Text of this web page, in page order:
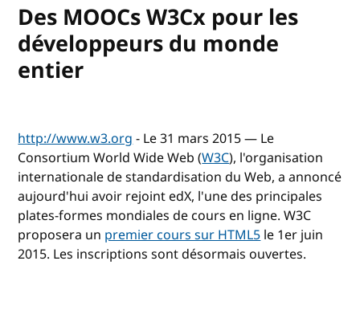
Des MOOCs W3Cx pour les
développeurs du monde
entier
http://www.w3.org- Le 31 mars 2015 — Le
Consortium World Wide Web (W3C), l'organisation
internationale de standardisation du Web, a annoncé
aujourd'hui avoir rejoint edX, l'une des principales
plates-formes mondiales de cours en ligne. W3C
proposera un premier cours sur HTML5le 1er juin
2015. Les inscriptions sont désormais ouvertes.